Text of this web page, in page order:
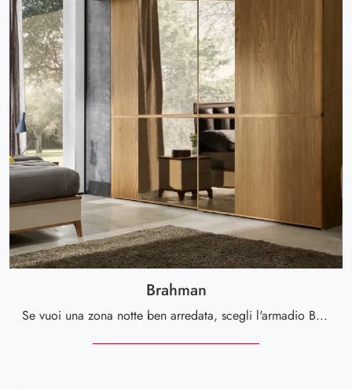
Brahman
Se vuoi una zona notte ben arredata, scegli l'armadio Brahman con ante scorrevoli di Le Fablier!